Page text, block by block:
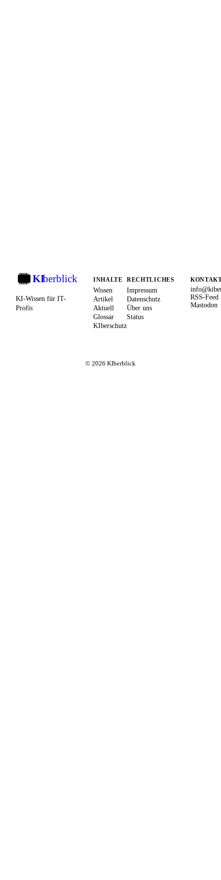
KIberblick
KI-Wissen für IT-
Profis
INHALTE
Wissen
Artikel
Aktuell
Glossar
KIberschutz
RECHTLICHES
Impressum
Datenschutz
Über uns
Status
RSS-Feed
Mastodon
© 2026 KIberblick